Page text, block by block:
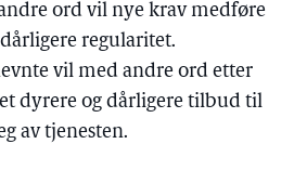
ord vil nye krav medføre
regularitet.
vil med andre ord etter
dyrere og dårligere tilbud til
av tjenesten.